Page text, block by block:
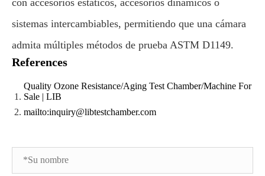
sistemas intercambiables, permitiendo que una cámara
admita múltiples métodos de prueba ASTM D1149.
References
Quality Ozone Resistance/Aging Test Chamber/Machine For
Sale | LIB
mailto:inquiry@libtestchamber.com